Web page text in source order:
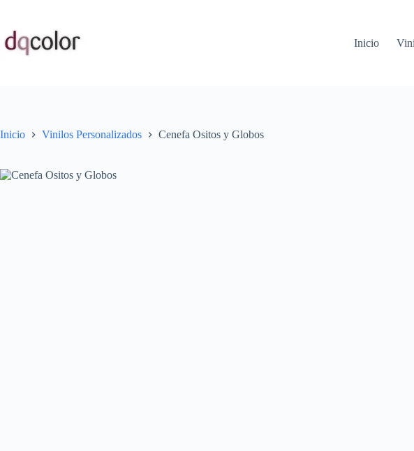
contenido
Inicio
Inicio Vinilos Personalizados Cenefa Ositos y Globos